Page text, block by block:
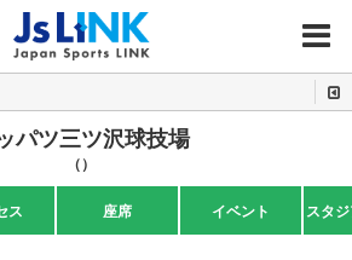
MENU
パツ三ツ沢球技場
（）
ス 座席 イベント スタ